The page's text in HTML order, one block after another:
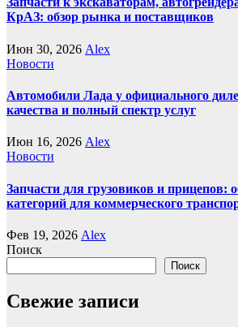
КрАЗ: обзор рынка и поставщиков
Июн 30, 2026 Alex
Новости
Автомобили Лада у официального
качества и полный спектр услуг
Июн 16, 2026 Alex
Новости
Запчасти для грузовиков и прицепов:
категорий для коммерческого
Фев 19, 2026 Alex
Поиск
Поиск
Свежие записи